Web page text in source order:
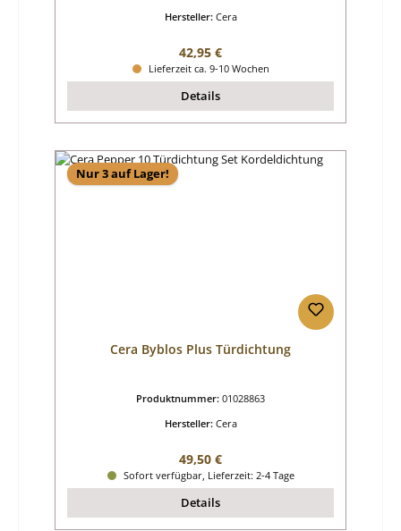
Hersteller: Cera
Regulärer Preis:
42,95 €
Lieferzeit ca. 9-10 Wochen
Details
Nur 3 auf Lager!
Cera Byblos Plus Türdichtung
Produktnummer: 01028863
Hersteller: Cera
Regulärer Preis:
49,50 €
Sofort verfügbar, Lieferzeit: 2-4 Tage
Details